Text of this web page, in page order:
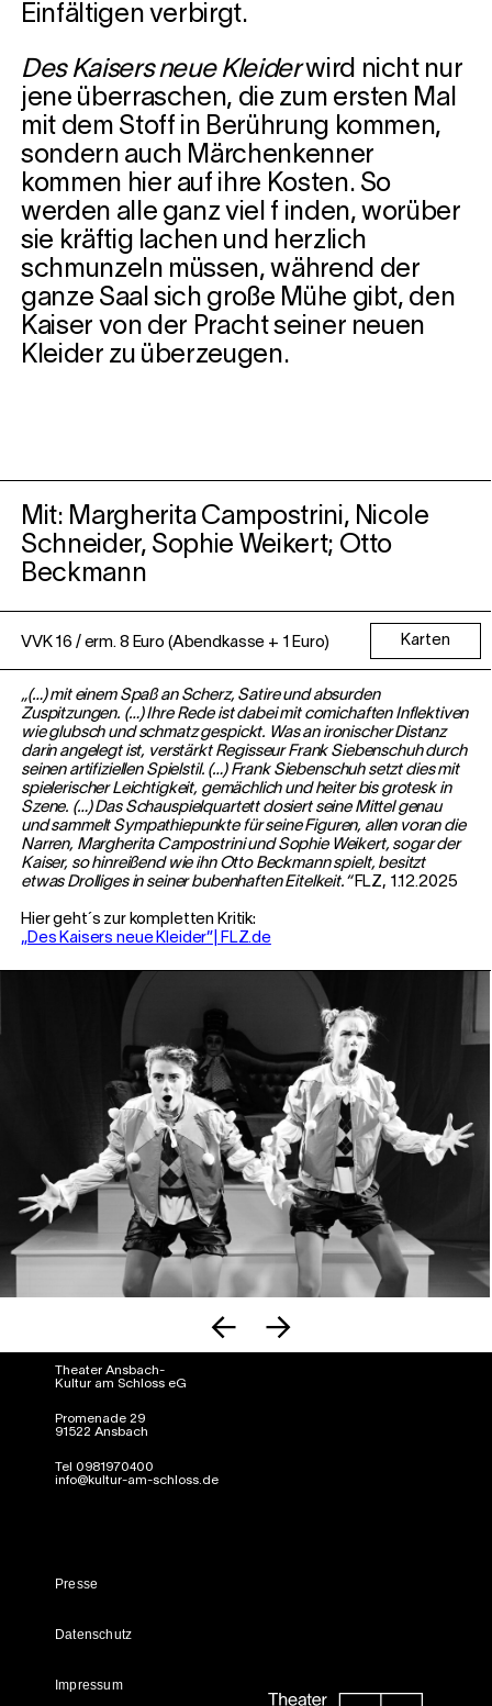
Einfältigen verbirgt.
Des Kaisers neue Kleiderwird nicht nur
jene überraschen, die zum ersten Mal
mit dem Stoff in Berührung kommen,
sondern auch Märchenkenner
kommen hier auf ihre Kosten. So
werden alle ganz viel f inden, worüber
sie kräftig lachen und herzlich
schmunzeln müssen, während der
ganze Saal sich große Mühe gibt, den
Kaiser von der Pracht seiner neuen
Kleider zu überzeugen.
Mit: Margherita Campostrini, Nicole
Schneider, Sophie Weikert; Otto
Beckmann
VVK 16 / erm. 8 Euro (Abendkasse + 1 Euro) Karten
„(…) mit einem Spaß an Scherz, Satire und absurden
Zuspitzungen. (…) Ihre Rede ist dabei mit comichaften Inflektiven
wie glubsch und schmatz gespickt. Was an ironischer Distanz
darin angelegt ist, verstärkt Regisseur Frank Siebenschuh durch
seinen artifiziellen Spielstil. (…) Frank Siebenschuh setzt dies mit
spielerischer Leichtigkeit, gemächlich und heiter bis grotesk in
Szene. (…) Das Schauspielquartett dosiert seine Mittel genau
und sammelt Sympathiepunkte für seine Figuren, allen voran die
Narren, Margherita Campostrini und Sophie Weikert, sogar der
Kaiser, so hinreißend wie ihn Otto Beckmann spielt, besitzt
etwas Drolliges in seiner bubenhaften Eitelkeit.“ FLZ, 1.12.2025
Hier geht´s zur kompletten Kritik:
„Des Kaisers neue Kleider”| FLZ.de
Theater Ansbach-
Kultur am Schloss eG
Promenade 29
91522 Ansbach
Tel 0981970400
info@kultur-am-schloss.de
Presse
Datenschutz
Impressum